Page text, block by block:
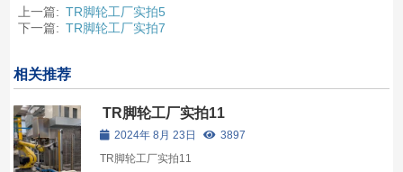
上一篇: TR脚轮工厂实拍5
下一篇: TR脚轮工厂实拍7
相关推荐
TR脚轮工厂实拍11
2024年 8月 23日
3897
TR脚轮工厂实拍11